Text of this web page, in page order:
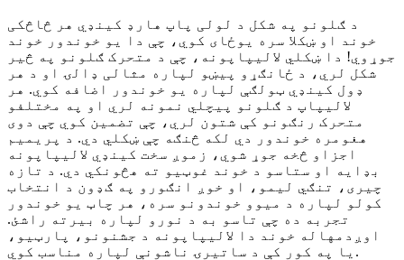
د ګلونو په شکل د لولی پاپ هارډ کینډي هر څاڅکی
خوند او ښکلا سره یوځای کوي، چې دا یو خوندور خوند
جوړوي! دا ښکلي لالیپاپونه، چې د متحرک ګلونو په څیر
شکل لري، د ځانګړو پیښو لپاره مثالی ډالۍ او د هر
ډول کینډي ټولګې لپاره یو خوندور اضافه کوي. هر
لالیپاپ د ګلونو پیچلي نمونه لري او په مختلفو
متحرک رنګونو کې شتون لري، چې تضمین کوي ​​چې دوی
هغومره خوندور دي لکه څنګه چې ښکلي دي. د پریمیم
اجزاو څخه جوړ شوي، زموږ سخت کینډي لالیپاپونه
بډایه او ستاسو د خوند غوټیو ته هڅونکي دي. د تازه
چیری، تنګي لیمو، او خوږ انګورو په ګډون د انتخاب
کولو لپاره د میوو خوندونو سره، هر چاټ یو خوندور
تجربه ده چې تاسو به د نورو لپاره بیرته راشئ.
اوږدمهاله خوند دا لالیپاپونه د جشنونو، پارټیو،
یا په کور کې د ساتیرۍ ناشونې لپاره مناسب کوي.